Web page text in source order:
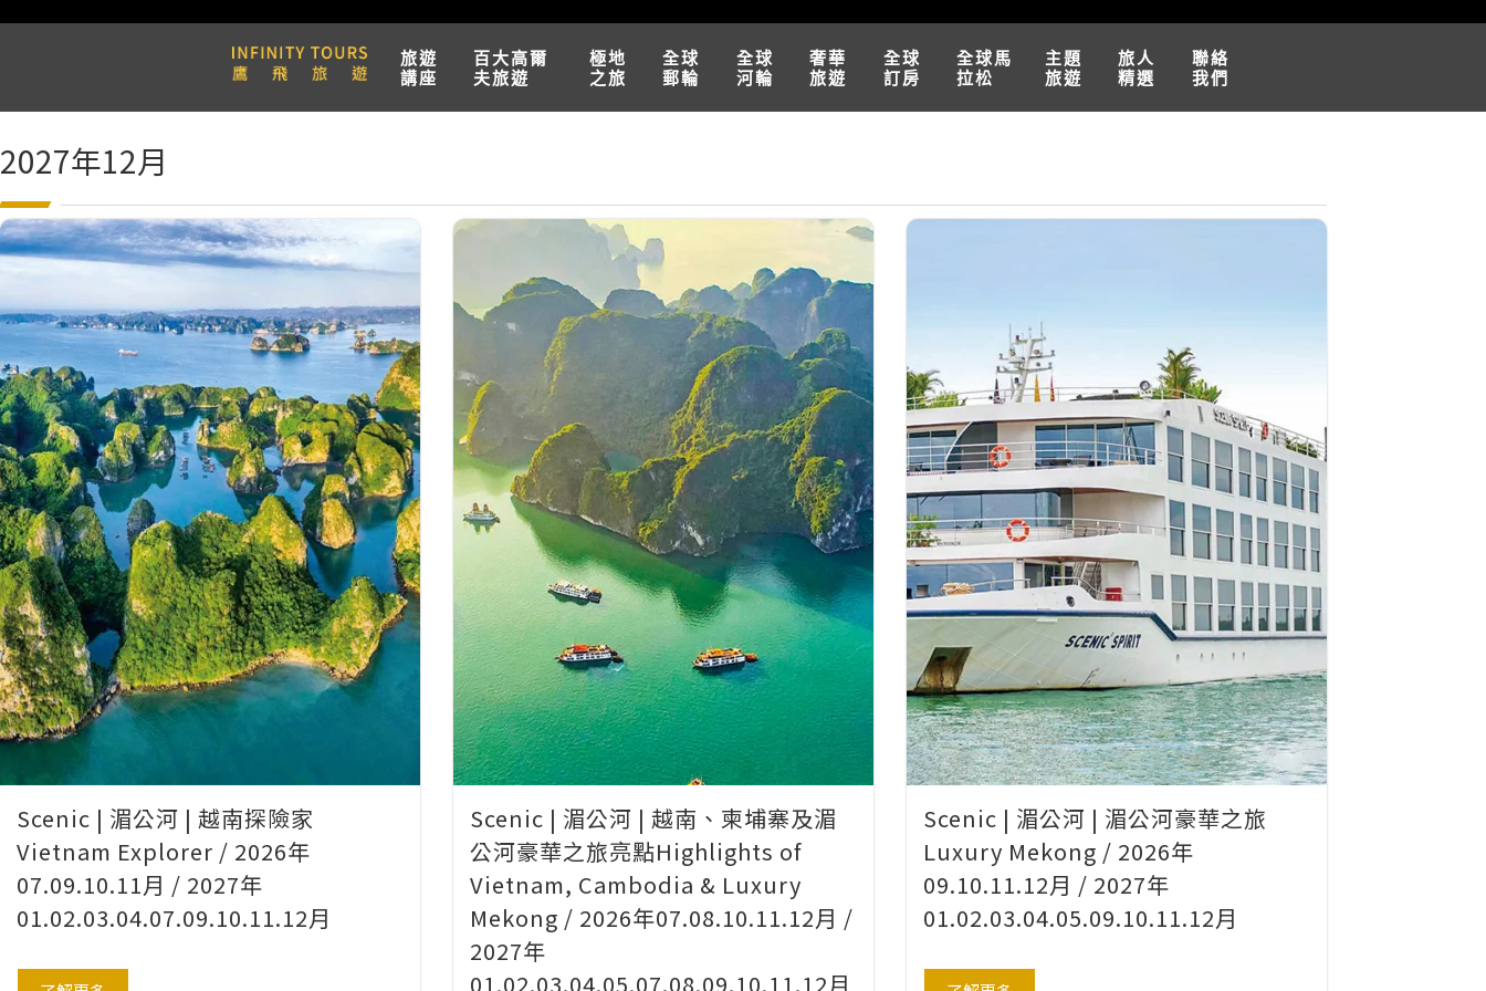
旅遊
講座
百大高爾
夫旅遊
極地
之旅
全球
郵輪
全球
河輪
奢華
旅遊
全球
訂房
全球馬
拉松
主題
旅遊
旅人
精選
聯絡
我們
2027年12月
Scenic | 湄公河 | 越南探險家
Vietnam Explorer / 2026年
07.09.10.11月 / 2027年
01.02.03.04.07.09.10.11.12月
Scenic | 湄公河 | 越南、柬埔寨及湄
公河豪華之旅亮點Highlights of
Vietnam, Cambodia & Luxury
Mekong / 2026年07.08.10.11.12月 /
2027年
01.02.03.04.05.07.08.09.10.11.12月
Scenic | 湄公河 | 湄公河豪華之旅
Luxury Mekong / 2026年
09.10.11.12月 / 2027年
01.02.03.04.05.09.10.11.12月